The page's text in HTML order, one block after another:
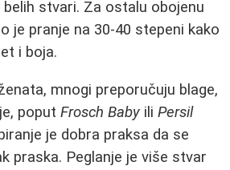
stvari. Za ostalu obojenu
je pranje na 30-40 stepeni kako
i boja.
mnogi preporučuju blage,
poput Frosch Baby ili Persil
je dobra praksa da se
praska. Peglanje je više stvar